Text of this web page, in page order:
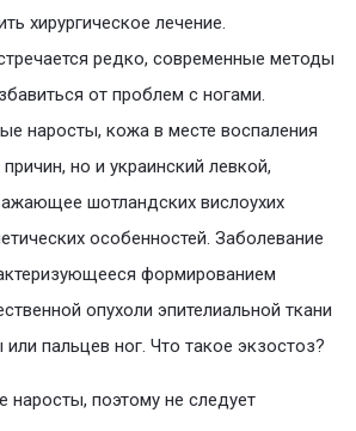
хирургическое лечение.
редко, современные методы
от проблем с ногами.
наросты, кожа в месте воспаления
но и украинский левкой,
шотландских вислоухих
особенностей. Заболевание
формированием
опухоли эпителиальной ткани
пальцев ног. Что такое экзостоз?
наросты, поэтому не следует